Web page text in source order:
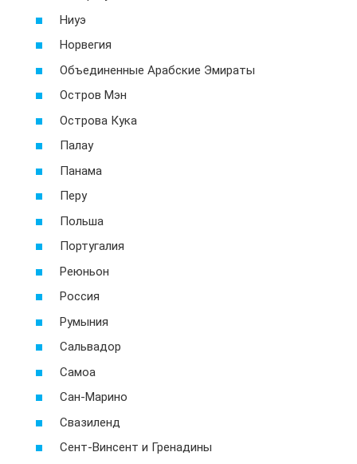
Ниуэ
Норвегия
Объединенные Арабские Эмираты
Остров Мэн
Острова Кука
Палау
Панама
Перу
Польша
Португалия
Реюньон
Россия
Румыния
Сальвадор
Самоа
Сан-Марино
Свазиленд
Сент-Винсент и Гренадины